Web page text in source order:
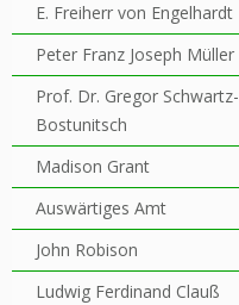
E. Freiherr von Engelhardt
Peter Franz Joseph Müller
Prof. Dr. Gregor Schwartz-
Bostunitsch
Madison Grant
Auswärtiges Amt
John Robison
Ludwig Ferdinand Clauß